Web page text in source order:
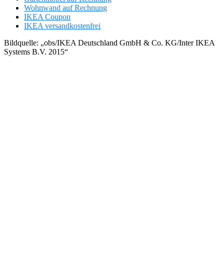
Wohnwand auf Rechnung
IKEA Coupon
IKEA versandkostenfrei
Bildquelle: „obs/IKEA Deutschland GmbH & Co. KG/Inter IKEA
Systems B.V. 2015“